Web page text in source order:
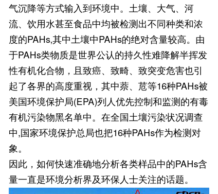
气沉降等方式输入到环境中。土壤、大气、河
流、饮用水甚至食品中均被检测出不同种类和浓
度的PAHs,其中土壤中PAHs的绝对含量较高。由
于PAHs类物质是世界公认的持久性难降解半挥发
性有机化合物，且致癌、致畸、致突变危害也引
起了各界的高度重视，其中萘、苊等16种PAHs被
美国环境保护局(EPA)列人优先控制和监测的有毒
有机污染物黑名单中。在全国土壤污染状况调查
中,国家环境保护总局也把16种PAHs作为检测对
象。
因此，如何快速准确地分析各类样品中的PAHs含
量一直是环境分析界及环保人士关注的话题。